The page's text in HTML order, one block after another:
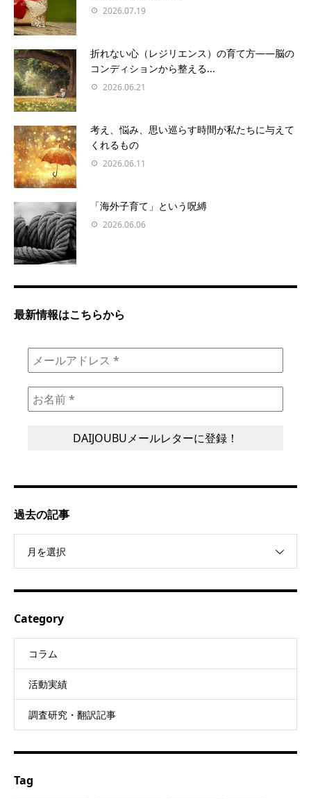
2026.07.19
折れない心（レジリエンス）の育て方――脳の
コンディションから整える...
2026.06.21
考え、悩み、思い巡らす時間が私たちに与えて
くれるもの
2026.06.11
「海外子育て」という呪縛
2026.06.06
最新情報はこちらから
過去の記事
月を選択
Category
コラム
活動実績
調査研究・翻訳記事
Tag